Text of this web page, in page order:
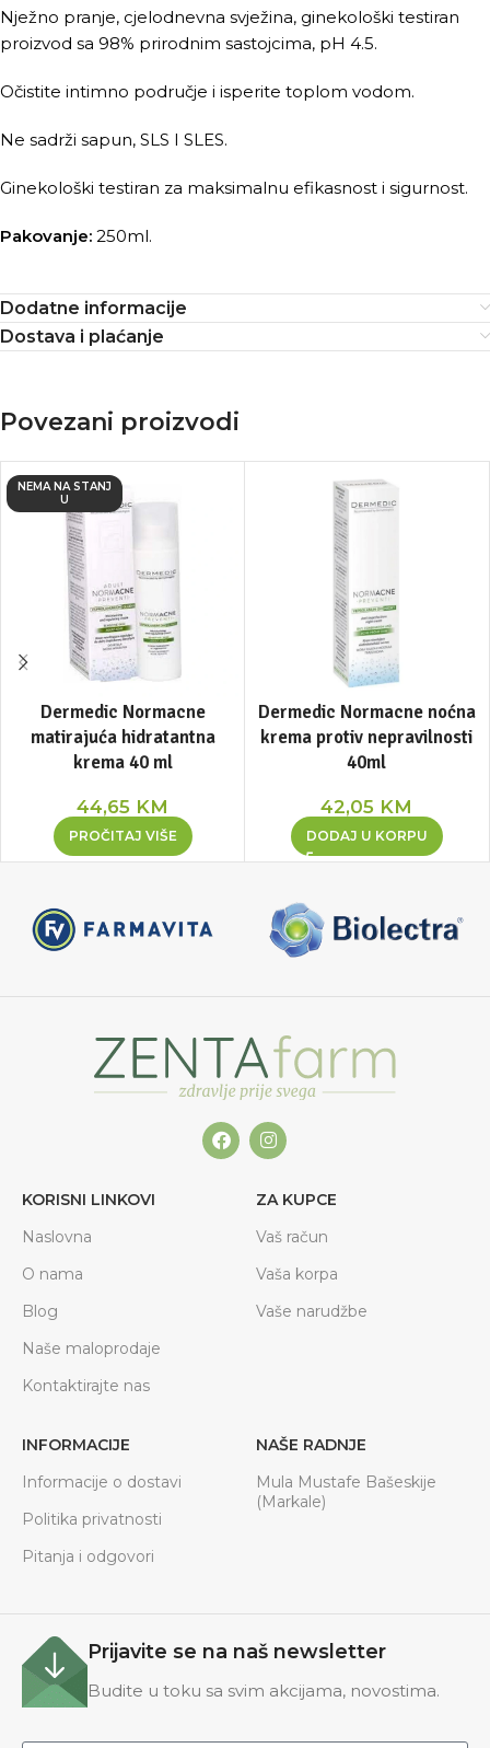
Nježno pranje, cjelodnevna svježina, ginekološki testiran
proizvod sa 98% prirodnim sastojcima, pH 4.5.
Očistite intimno područje i isperite toplom vodom.
Ne sadrži sapun, SLS I SLES.
Ginekološki testiran za maksimalnu efikasnost i sigurnost.
Pakovanje: 250ml.
Dodatne informacije
Dostava i plaćanje
Povezani proizvodi
NEMA NA STANJ
U
Dermedic Normacne
matirajuća hidratantna
krema 40 ml
44,65 KM
PROČITAJ VIŠE
Dermedic Normacne noćna
krema protiv nepravilnosti
40ml
42,05 KM
DODAJ U KORPU
KORISNI LINKOVI
Naslovna
O nama
Blog
Naše maloprodaje
Kontaktirajte nas
ZA KUPCE
Vaš račun
Vaša korpa
Vaše narudžbe
INFORMACIJE
Informacije o dostavi
Politika privatnosti
Pitanja i odgovori
NAŠE RADNJE
Mula Mustafe Bašeskije
(Markale)
Prijavite se na naš newsletter
Budite u toku sa svim akcijama, novostima.